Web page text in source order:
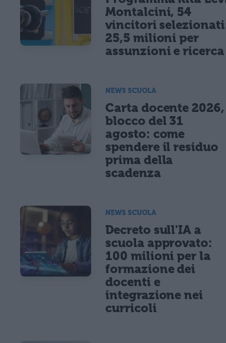
Montalcini, 54
vincitori
25,5 milioni per
assunzioni e ricerca
NEWS SCUOLA
Carta docente 2026,
blocco del 31
agosto: come
spendere il residuo
prima della
scadenza
NEWS SCUOLA
Decreto sull'IA a
scuola approvato:
100 milioni per la
formazione dei
docenti e
integrazione nei
curricoli